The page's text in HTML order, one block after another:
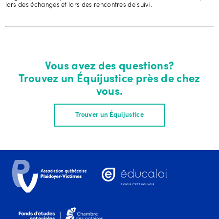
lors des échanges et lors des rencontres de suivi.
Vous avez des questions?
Trouvez un Équijustice près de chez
vous.
Trouver un Équijustice